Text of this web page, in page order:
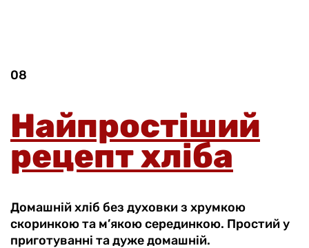
08
Найпростіший
рецепт хліба
Домашній хліб без духовки з хрумкою
скоринкою та м’якою серединкою. Простий у
приготуванні та дуже домашній.